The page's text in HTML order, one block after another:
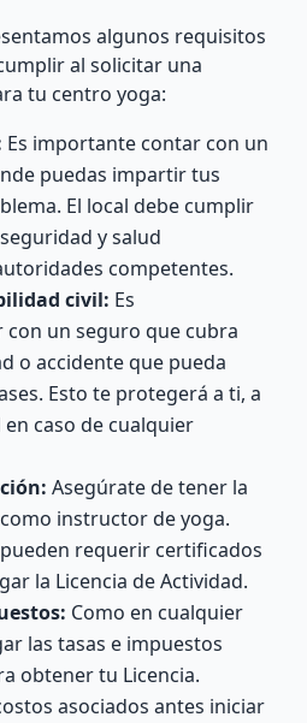
algunos requisitos
al solicitar una
tu centro yoga:
Es importante contar con un
puedas impartir tus
El local debe cumplir
y salud
competentes.
civil: Es
un seguro que cubra
o accidente que pueda
Esto te protegerá a ti, a
caso de cualquier
Asegúrate de tener la
instructor de yoga.
requerir certificados
la Licencia de Actividad.
Como en cualquier
las tasas e impuestos
obtener tu Licencia.
asociados antes iniciar